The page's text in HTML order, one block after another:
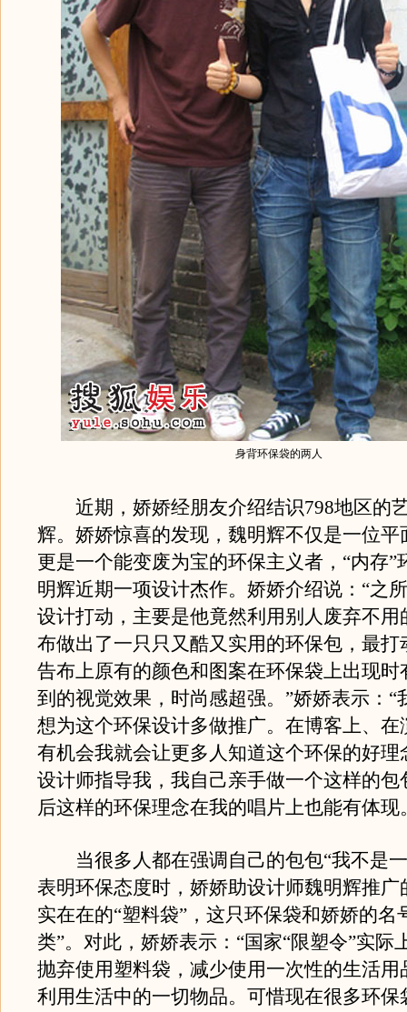
身背环保袋的两人
近期，娇娇经朋友介绍结识798地区的
辉。娇娇惊喜的发现，魏明辉不仅是一位平
更是一个能变废为宝的环保主义者，“内存”
明辉近期一项设计杰作。娇娇介绍说：“之
设计打动，主要是他竟然利用别人废弃不用
布做出了一只只又酷又实用的环保包，最打
告布上原有的颜色和图案在环保袋上出现时
到的视觉效果，时尚感超强。”娇娇表示：“
想为这个环保设计多做推广。在博客上、在
有机会我就会让更多人知道这个环保的好理
设计师指导我，我自己亲手做一个这样的包
后这样的环保理念在我的唱片上也能有体现
当很多人都在强调自己的包包“我不是一
表明环保态度时，娇娇助设计师魏明辉推广
实在在的“塑料袋”，这只环保袋和娇娇的名
类”。对此，娇娇表示：“国家“限塑令”实际
抛弃使用塑料袋，减少使用一次性的生活用
利用生活中的一切物品。可惜现在很多环保